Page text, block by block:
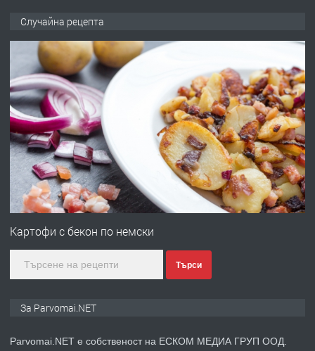
преди 1 година
ПРЕДЛАГА Работа за общи работници
преди 1 година
ПРЕДЛАГА
Първи поход "По стъпките на Ангел
Случайна рецепта
Картофи с бекон по немски
Търси
За Parvomai.NET
Parvomai.NET е собственост на ЕСКОМ МЕДИА ГРУП ООД.